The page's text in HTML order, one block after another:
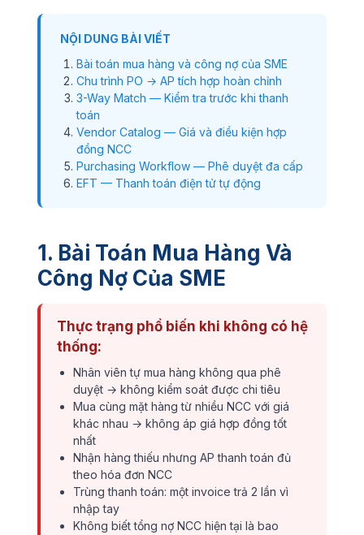
NỘI DUNG BÀI VIẾT
Bài toán mua hàng và công nợ của SME
Chu trình PO → AP tích hợp hoàn chỉnh
3-Way Match — Kiểm tra trước khi thanh
toán
Vendor Catalog — Giá và điều kiện hợp
đồng NCC
Purchasing Workflow — Phê duyệt đa cấp
EFT — Thanh toán điện tử tự động
1. Bài Toán Mua Hàng Và
Công Nợ Của SME
Thực trạng phổ biến khi không có hệ
thống:
Nhân viên tự mua hàng không qua phê
duyệt → không kiểm soát được chi tiêu
Mua cùng mặt hàng từ nhiều NCC với giá
khác nhau → không áp giá hợp đồng tốt
nhất
Nhận hàng thiếu nhưng AP thanh toán đủ
theo hóa đơn NCC
Trùng thanh toán: một invoice trả 2 lần vì
nhập tay
Không biết tổng nợ NCC hiện tại là bao